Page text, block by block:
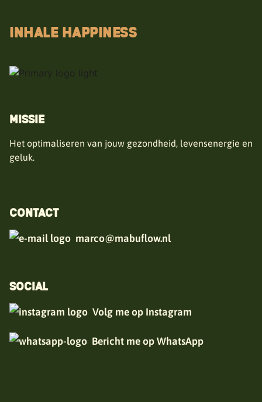
INHALE HAPPINESS
MISSIE
Het optimaliseren van jouw gezondheid, levensenergie en
geluk.
CONTACT
marco@mabuflow.nl
SOCIAL
Volg me op Instagram
Bericht me op WhatsApp